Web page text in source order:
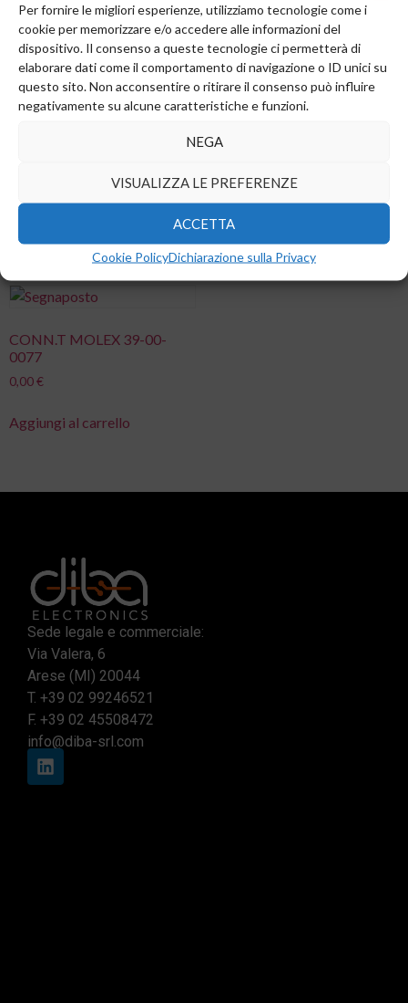
Per fornire le migliori esperienze, utilizziamo tecnologie come i
cookie per memorizzare e/o accedere alle informazioni del
dispositivo. Il consenso a queste tecnologie ci permetterà di
elaborare dati come il comportamento di navigazione o ID unici su
questo sito. Non acconsentire o ritirare il consenso può influire
negativamente su alcune caratteristiche e funzioni.
NEGA
VISUALIZZA LE PREFERENZE
ACCETTA
Cookie PolicyDichiarazione sulla Privacy
Aggiungi al carrello
Aggiungi al carrello
CONN.T 8PIN RJ45 F. 90°
0,00€
Aggiungi al carrello
CONN.T MOLEX 39-00-
0077
0,00€
Aggiungi al carrello
Sede legale e commerciale:
Via Valera, 6
Arese (MI) 20044
T. +39 02 99246521
F. +39 02 45508472
info@diba-srl.com